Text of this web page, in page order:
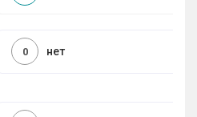
нет
0